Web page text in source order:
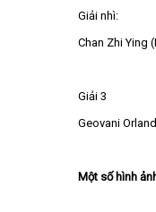
Giải nhì:
Chan Zhi Ying
Giải 3
Geovani
Một số hình